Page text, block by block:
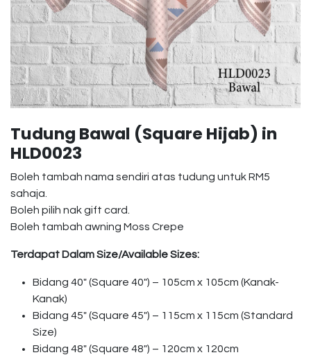
Tudung Bawal (Square Hijab) in
HLD0023
Boleh tambah nama sendiri atas tudung untuk RM5
sahaja.
Boleh pilih nak gift card.
Boleh tambah awning Moss Crepe
Terdapat Dalam Size/Available Sizes:
Bidang 40″ (Square 40″) – 105cm x 105cm (Kanak-
Kanak)
Bidang 45″ (Square 45″) – 115cm x 115cm (Standard
Size)
Bidang 48″ (Square 48″) – 120cm x 120cm